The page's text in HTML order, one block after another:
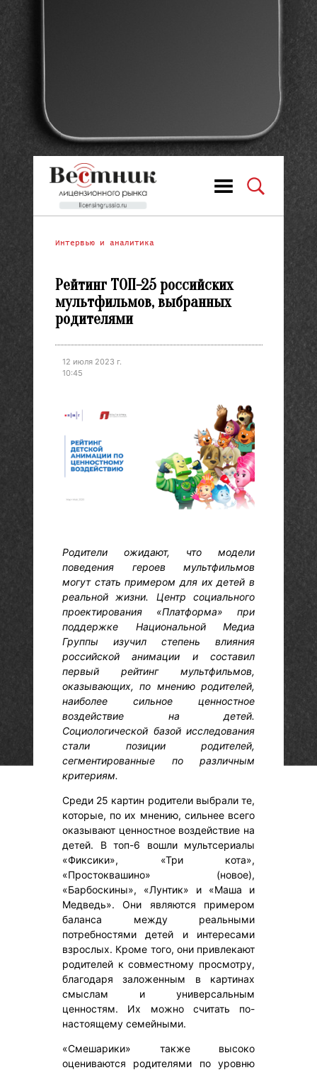
Интервью и аналитика
Рейтинг ТОП-25 российских
мультфильмов, выбранных
родителями
12 июля 2023 г.
10:45
Родители ожидают, что модели
поведения героев мультфильмов
могут стать примером для их детей в
реальной жизни. Центр социального
проектирования «Платформа» при
поддержке Национальной Медиа
Группы изучил степень влияния
российской анимации и составил
первый рейтинг мультфильмов,
оказывающих, по мнению родителей,
наиболее сильное ценностное
воздействие на детей.
Социологической базой исследования
стали позиции родителей,
сегментированные по различным
критериям.
Среди 25 картин родители выбрали те,
которые, по их мнению, сильнее всего
оказывают ценностное воздействие на
детей. В топ-6 вошли мультсериалы
«Фиксики», «Три кота»,
«Простоквашино» (новое),
«Барбоскины», «Лунтик» и «Маша и
Медведь». Они являются примером
баланса между реальными
потребностями детей и интересами
взрослых. Кроме того, они привлекают
родителей к совместному просмотру,
благодаря заложенным в картинах
смыслам и универсальным
ценностям. Их можно считать по-
настоящему семейными.
«Смешарики» также высоко
оцениваются родителями по уровню